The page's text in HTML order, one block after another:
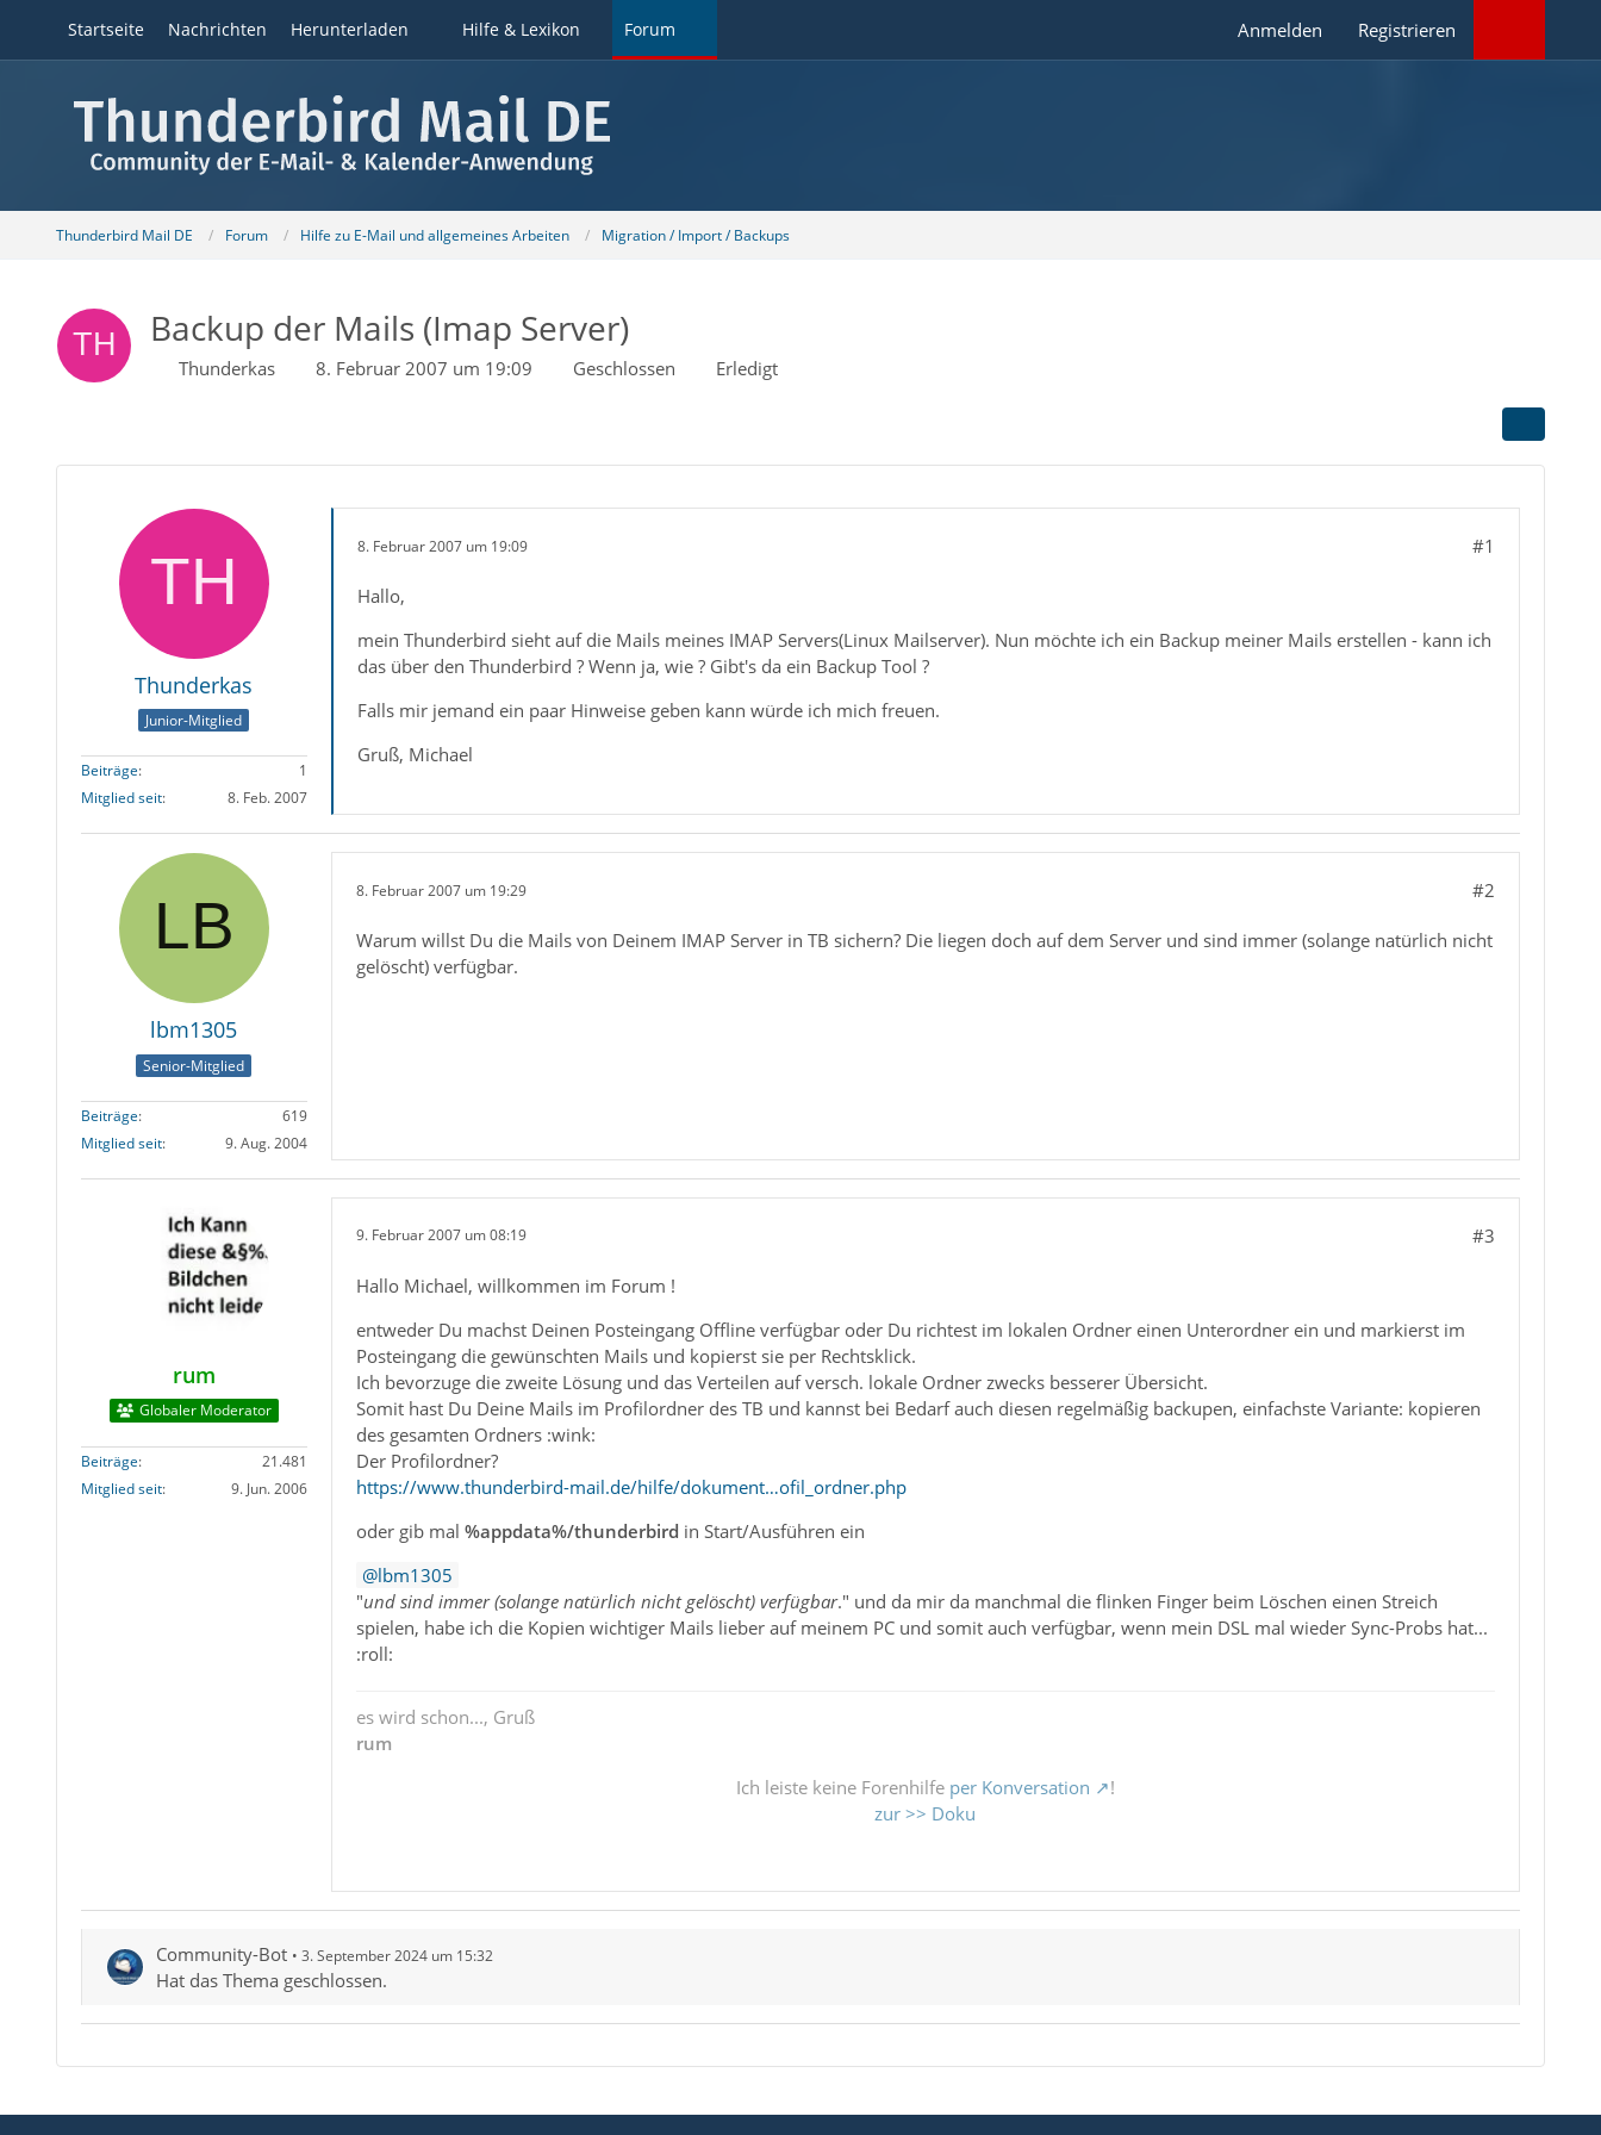
Startseite Nachrichten Herunterladen Hilfe & Lexikon Forum Anmelden Registrieren
Thunderbird Mail DE Forum Hilfe zu E-Mail und allgemeines Arbeiten Migration / Import / Backups
Backup der Mails (Imap Server)
Thunderkas 8. Februar 2007 um 19:09 Geschlossen Erledigt
Thunderkas
Junior-Mitglied
Beiträge
1
Mitglied seit
8. Feb. 2007
8. Februar 2007 um 19:09 #1
Hallo,
mein Thunderbird sieht auf die Mails meines IMAP Servers(Linux Mailserver). Nun möchte ich ein Backup meiner Mails erstellen - kann ich
das über den Thunderbird ? Wenn ja, wie ? Gibt's da ein Backup Tool ?
Falls mir jemand ein paar Hinweise geben kann würde ich mich freuen.
Gruß, Michael
lbm1305
Senior-Mitglied
Beiträge
619
Mitglied seit
9. Aug. 2004
8. Februar 2007 um 19:29 #2
Warum willst Du die Mails von Deinem IMAP Server in TB sichern? Die liegen doch auf dem Server und sind immer (solange natürlich nicht
gelöscht) verfügbar.
rum
Globaler Moderator
Beiträge
21.481
Mitglied seit
9. Jun. 2006
9. Februar 2007 um 08:19 #3
Hallo Michael, willkommen im Forum !
entweder Du machst Deinen Posteingang Offline verfügbar oder Du richtest im lokalen Ordner einen Unterordner ein und markierst im
Posteingang die gewünschten Mails und kopierst sie per Rechtsklick.
Ich bevorzuge die zweite Lösung und das Verteilen auf versch. lokale Ordner zwecks besserer Übersicht.
Somit hast Du Deine Mails im Profilordner des TB und kannst bei Bedarf auch diesen regelmäßig backupen, einfachste Variante: kopieren
des gesamten Ordners :wink:
Der Profilordner?
https://www.thunderbird-mail.de/hilfe/dokument…ofil_ordner.php
oder gib mal %appdata%/thunderbird in Start/Ausführen ein
lbm1305
"und sind immer (solange natürlich nicht gelöscht) verfügbar." und da mir da manchmal die flinken Finger beim Löschen einen Streich
spielen, habe ich die Kopien wichtiger Mails lieber auf meinem PC und somit auch verfügbar, wenn mein DSL mal wieder Sync-Probs hat...
:roll:
es wird schon..., Gruß
rum
Ich leiste keine Forenhilfe per Konversation
!
zur >> Doku
Community-Bot 3. September 2024 um 15:32
Hat das Thema geschlossen.